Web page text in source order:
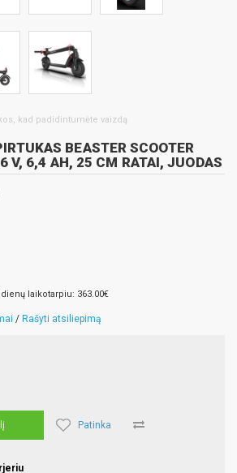
kad padidintumėte vaizdą
BEASTER SCOOTER
V, 6,4 AH, 25 CM RATAI, JUODAS
laikotarpiu: 363.00€
/ Rašyti atsiliepimą
Patinka